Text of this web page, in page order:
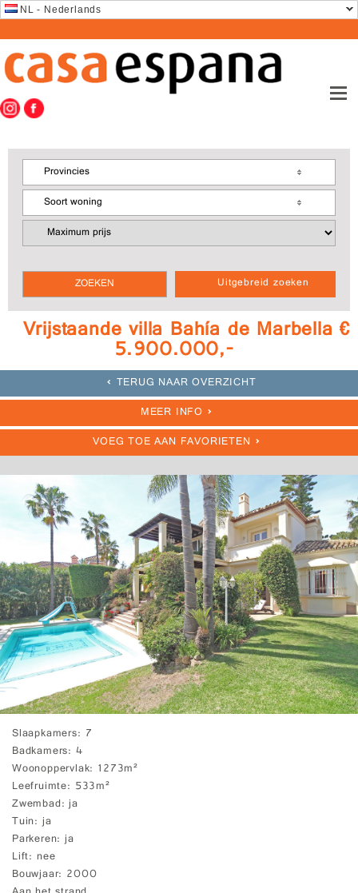
NL - Nederlands
Uitgebreid zoeken
Provincies
Soort woning
Vrijstaande villa Bahía de Marbella €
5.900.000,-
TERUG NAAR OVERZICHT
MEER INFO
VOEG TOE AAN FAVORIETEN
Slaapkamers 7
Badkamers 4
Woonoppervlak 1273m²
Leefruimte 533m²
Zwembad ja
Tuin ja
Parkeren ja
Lift nee
Bouwjaar 2000